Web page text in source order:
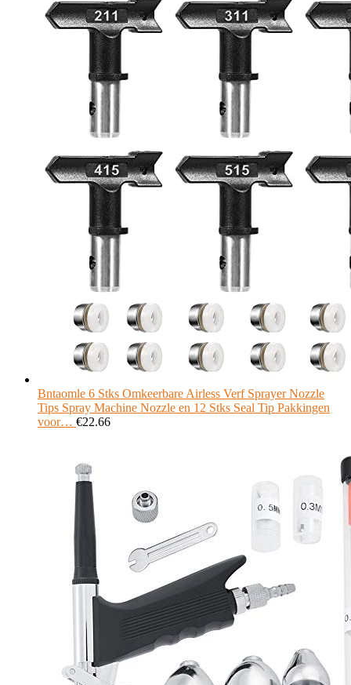
Bntaomle 6 Stks Omkeerbare Airless Verf Sprayer Nozzle
Tips Spray Machine Nozzle en 12 Stks Seal Tip Pakkingen
voor… €22.66